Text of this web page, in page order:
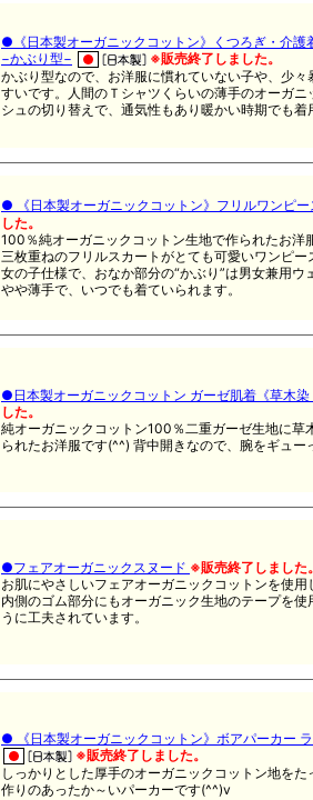
●《日本製オーガニックコットン》くつろぎ・介
−かぶり型−
※販売終了しました。
かぶり型なので、お洋服に慣れていない子や、少
すいです。人間のＴシャツくらいの薄手のオーガ
シュの切り替えで、通気性もあり暖かい時期でも着
● 《日本製オーガニックコットン》フリルワンピ
した。
100％純オーガニックコットン生地で作られたお洋
三枚重ねのフリルスカートがとても可愛いワンピー
女の子仕様で、おなか部分の“かぶり”は男女兼用
やや薄手で、いつでも着ていられます。
●日本製オーガニックコットン ガーゼ肌着《草木
した。
純オーガニックコットン100％二重ガーゼ生地に草
られたお洋服です(^^) 背中開きなので、腕をギュ
●フェアオーガニックスヌード ※販売終了しました
お肌にやさしいフェアオーガニックコットンを使用
内側のゴム部分にもオーガニック生地のテープを
うに工夫されています。
● 《日本製オーガニックコットン》ボアパーカー
※販売終了しました。
しっかりとした厚手のオーガニックコットン地を
作りのあったか～いパーカーです(^^)v